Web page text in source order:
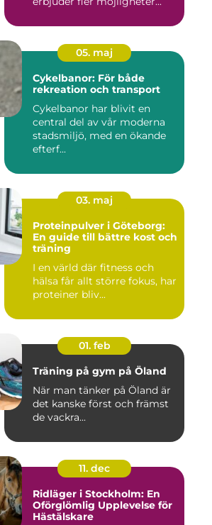
05. maj
Cykelbanor: För både
rekreation och transport
Cykelbanor har blivit en
central del av vår moderna
stadsmiljö, med en ökande
efterf...
03. maj
Proteinpulver i Göteborg:
En guide till bättre kost och
träning
I en värld där fitness och
hälsa får allt större fokus, har
proteiner bliv...
01. feb
Träning på gym på Öland
När man tänker på Öland är
det kanske först och främst
de vackra...
11. dec
Ridläger i Stockholm: En
Oförglömlig Upplevelse för
Hästälskare